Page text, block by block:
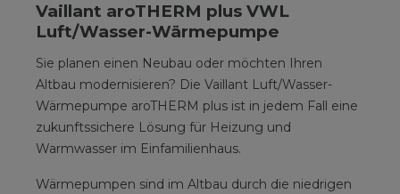
Vaillant aroTHERM plus VWL
Luft/Wasser-Wärmepumpe
Sie planen einen Neubau oder möchten Ihren
Altbau modernisieren? Die Vaillant Luft/Wasser-
Wärmepumpe aroTHERM plus ist in jedem Fall eine
zukunftssichere Lösung für Heizung und
Warmwasser im Einfamilienhaus.
Wärmepumpen sind im Altbau durch die niedrigen